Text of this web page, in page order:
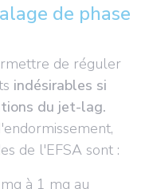
de phase
de réguler
indésirables si
du jet-lag.
de l'EFSA sont :
à 1 mg au